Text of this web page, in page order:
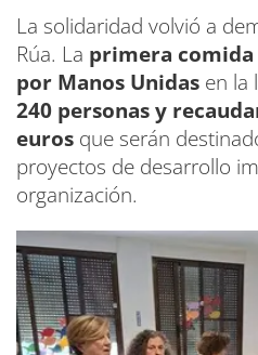
La solidaridad volvió a
Rúa. La primera
por Manos Unidas en la
240 personas y
euros que serán
proyectos de desarrollo
organización.